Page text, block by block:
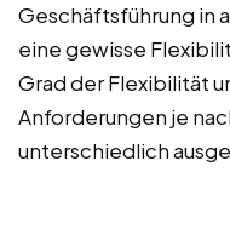
Geschäftsführung in
eine gewisse
Grad der Flexibilität
Anforderungen je
unterschiedlich